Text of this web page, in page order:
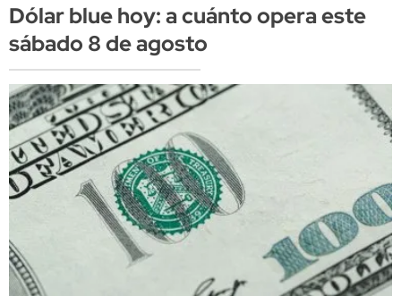
Dólar blue hoy: a cuánto opera este
sábado 8 de agosto